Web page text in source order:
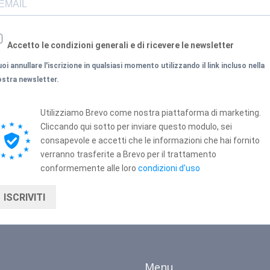
Accetto le condizioni generali e di ricevere le newsletter
annullare l'iscrizione in qualsiasi momento utilizzando il link incluso nella
newsletter.
Utilizziamo Brevo come nostra piattaforma di marketing.
Cliccando qui sotto per inviare questo modulo, sei
consapevole e accetti che le informazioni che hai fornito
verranno trasferite a Brevo per il trattamento
conformemente alle loro condizioni d'uso
ISCRIVITI